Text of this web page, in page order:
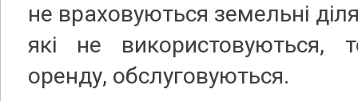
не враховуються земельні
​​які не використовуються,
оренду, обслуговуються.